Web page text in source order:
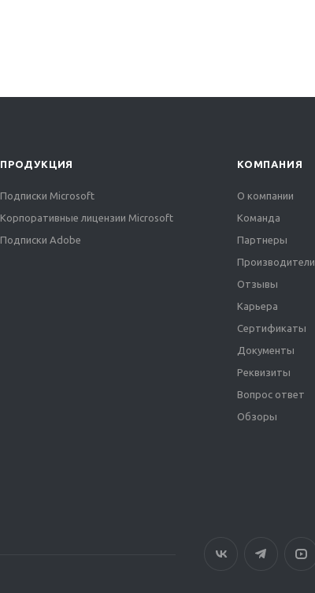
ПРОДУКЦИЯ
Подписки Microsoft
Корпоративные лицензии Microsoft
Подписки Adobe
КОМПАНИЯ
О компании
Команда
Партнеры
Производители
Отзывы
Карьера
Сертификаты
Документы
Реквизиты
Вопрос ответ
Обзоры